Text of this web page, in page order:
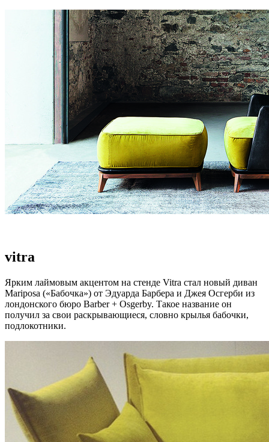
vitra
Ярким лаймовым акцентом на стенде Vitra стал новый диван
Mariposa («Бабочка») от Эдуарда Барбера и Джея Осгерби из
лондонского бюро Barber + Osgerby. Такое название он
получил за свои раскрывающиеся, словно крылья бабочки,
подлокотники.